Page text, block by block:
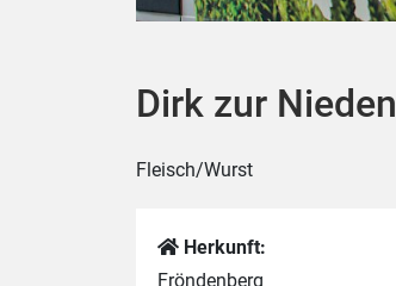
Dirk zur Nieden
Fleisch/Wurst
Herkunft:
Fröndenberg